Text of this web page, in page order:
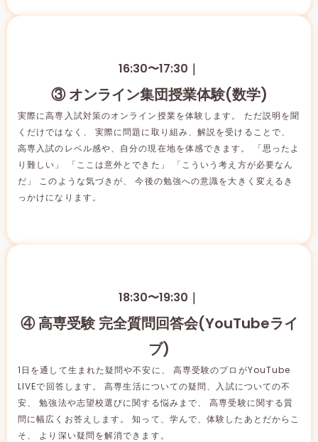
16:30〜17:30｜
③ オンライン集団授業体験(数学)
実際に高専入試対策のオンライン授業を体験します。 ただ説明を聞
くだけではなく、 実際に問題に取り組み、解説を受けることで、
高専入試のレベル感や、自分の現在地を体感できます。 「思ったよ
り難しい」 「ここは意外とできた」 「こういう考え方が必要なん
だ」 このような気づきが、 今後の勉強への意識を大きく変えるき
っかけになります。
18:30〜19:30｜
④ 高専受験 完全質問回答会(YouTubeライ
ブ)
1日を通して生まれた疑問や不安に、 高専受験のプロがYouTube
LIVEで回答します。 高専生活についての疑問、入試についての不
安、 勉強法や志望校選びに関する悩みまで、 高専受験に関する質
問に幅広くお答えします。 知って、学んで、体験したあとだからこ
そ、 より深い疑問を解消できます。